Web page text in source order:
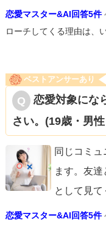
恋愛マスター&AI回答5件
ローチしてくる理由は、
ベストアンサーあり
恋愛対象にな
さい。(19歳・男性
同じコミ
ます。友
として見て
恋愛マスター&AI回答5件